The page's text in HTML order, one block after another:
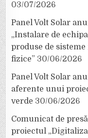
03/07/2026
Panel Volt Solar
„Instalare de
produse de
fizice” 30/06/2026
Panel Volt Solar
aferente unui
verde 30/06/2026
Comunicat de
proiectul